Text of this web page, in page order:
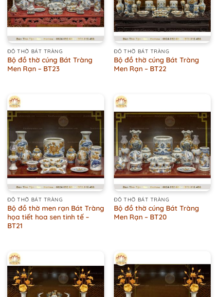
ĐỒ THỜ BÁT TRÀNG
Bộ đồ thờ cúng Bát Tràng
Men Rạn – BT23
ĐỒ THỜ BÁT TRÀNG
Bộ đồ thờ cúng Bát Tràng
Men Rạn – BT22
ĐỒ THỜ BÁT TRÀNG
Bộ đồ thờ men rạn Bát Tràng
họa tiết hoa sen tinh tế –
BT21
ĐỒ THỜ BÁT TRÀNG
Bộ đồ thờ cúng Bát Tràng
Men Rạn – BT20